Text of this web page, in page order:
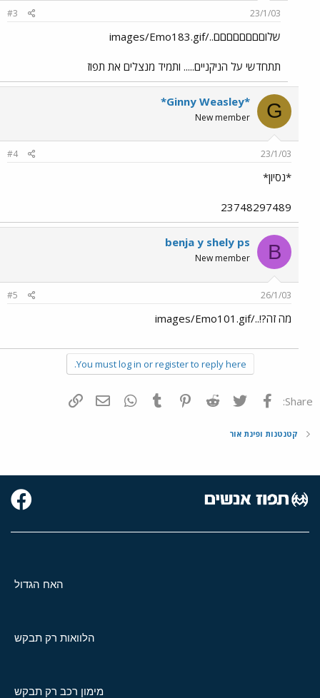
23/1/03
#3
שלוםםםםםםםם../images/Emo183.gif
תתחדשי על הניקניים..... ותמיד מנצלים את תפוז
G
*Ginny Weasley*
New member
23/1/03
#4
*נסיון*
23748297489
B
benja y shely ps
New member
26/1/03
#5
מה זה?!../images/Emo101.gif
You must log in or register to reply here.
Share: פייסבוק Twitter
Reddit
Pinterest
Tumblr
WhatsAppדואר אלקטרוני
קטנטנות ופינת אור
האח הגדול
הלוואות רק תבקש
מימון רכב רק תבקש